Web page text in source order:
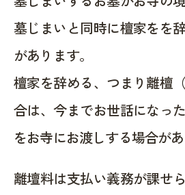
墓じまいと同時に檀家をを
があります。
檀家を辞める、つまり離檀
合は、今までお世話になっ
をお寺にお渡しする場合があ
離壇料は支払い義務が課せ